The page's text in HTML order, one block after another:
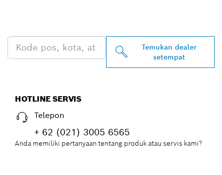
Temukan dealer
setempat
HOTLINE SERVIS
Telepon
+ 62 (021) 3005 6565
Anda memiliki pertanyaan tentang produk atau servis kami?